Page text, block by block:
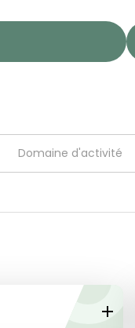
Domaine d'activité